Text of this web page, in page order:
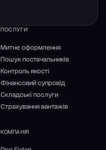
ПОСЛУГИ
Митне оформлення
Пошук постачальників
Контроль якості
Фінансовий супровід
Складські послуги
Страхування вантажів
КОМПАНІЯ